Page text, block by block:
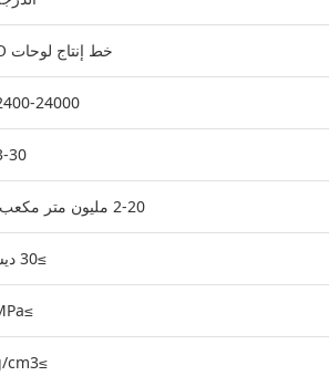
خط إنتاج لوحات MgO
2400-
3-
2-20 مليون متر مكعب/عام
≥30 ديسيبل
≥5.0MPa
≥1.2g/cm3